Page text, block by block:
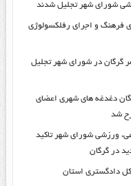
شورای شهر تجلیل شدند
فرهنگ و اجرای رفلکسولوژی
گرگان در شورای شهر تجلیل
دغدغه های شهری اعضای
شد
ورزشی شورای شهر تاکید
در گرگان
دادگستری استان